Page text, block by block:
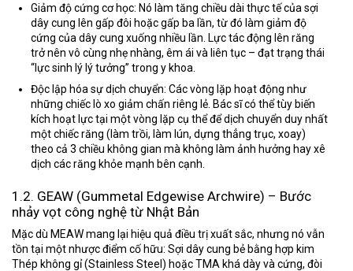
Giảm độ cứng cơ học: Nó làm tăng chiều dài thực tế của sợi
dây cung lên gấp đôi hoặc gấp ba lần, từ đó làm giảm độ
cứng của dây cung xuống nhiều lần. Lực tác động lên răng
trở nên vô cùng nhẹ nhàng, êm ái và liên tục – đạt trạng thái
“lực sinh lý lý tưởng” trong y khoa.
Độc lập hóa sự dịch chuyển: Các vòng lặp hoạt động như
những chiếc lò xo giảm chấn riêng lẻ. Bác sĩ có thể tùy biến
kích hoạt lực tại một vòng lặp cụ thể để dịch chuyển duy nhất
một chiếc răng (làm trồi, làm lún, dựng thẳng trục, xoay)
theo cả 3 chiều không gian mà không làm ảnh hưởng hay xê
dịch các răng khỏe mạnh bên cạnh.
1.2. GEAW (Gummetal Edgewise Archwire) – Bước
nhảy vọt công nghệ từ Nhật Bản
Mặc dù MEAW mang lại hiệu quả điều trị xuất sắc, nhưng nó vẫn
tồn tại một nhược điểm cố hữu: Sợi dây cung bẻ bằng hợp kim
Thép không gỉ (Stainless Steel) hoặc TMA khá dày và cứng, đòi